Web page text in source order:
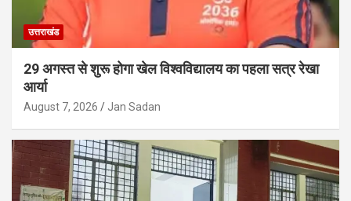
उत्तराखंड
29 अगस्त से शुरू होगा खेल विश्वविद्यालय का पहला सत्र रेखा
आर्या
August 7, 2026 Jan Sadan